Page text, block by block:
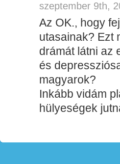
szeptember 9th,
Az OK., hogy
utasainak? Ezt
drámát látni az
és
magyarok?
Inkább vidám
hülyeségek